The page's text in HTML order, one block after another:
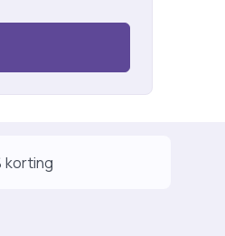
korting